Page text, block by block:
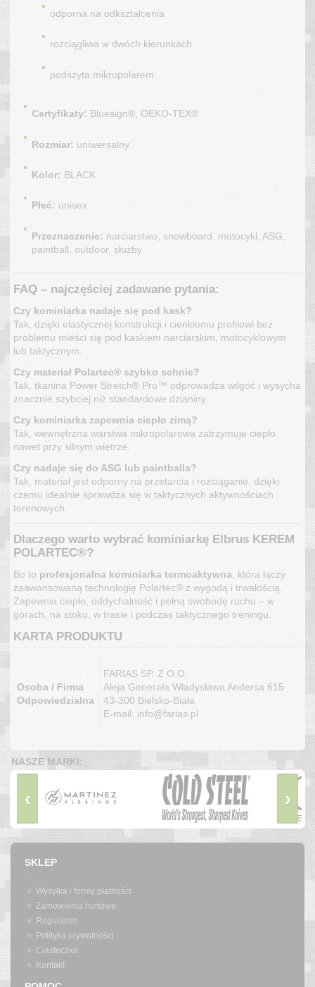
odporna na odkształcenia
rozciągliwa w dwóch kierunkach
podszyta mikropolarem
Certyfikaty: Bluesign®, OEKO-TEX®
Rozmiar: uniwersalny
Kolor: BLACK
Płeć: unisex
Przeznaczenie: narciarstwo, snowboard, motocykl, ASG,
paintball, outdoor, służby
FAQ – najczęściej zadawane pytania:
Czy kominiarka nadaje się pod kask?
Tak, dzięki elastycznej konstrukcji i cienkiemu profilowi bez
problemu mieści się pod kaskiem narciarskim, motocyklowym
lub taktycznym.
Czy materiał Polartec® szybko schnie?
Tak, tkanina Power Stretch® Pro™ odprowadza wilgoć i wysycha
znacznie szybciej niż standardowe dzianiny.
Czy kominiarka zapewnia ciepło zimą?
Tak, wewnętrzna warstwa mikropolarowa zatrzymuje ciepło
nawet przy silnym wietrze.
Czy nadaje się do ASG lub paintballa?
Tak, materiał jest odporny na przetarcia i rozciąganie, dzięki
czemu idealnie sprawdza się w taktycznych aktywnościach
terenowych.
Dlaczego warto wybrać kominiarkę Elbrus KEREM
POLARTEC®?
Bo to profesjonalna kominiarka termoaktywna, która łączy
zaawansowaną technologię Polartec® z wygodą i trwałością.
Zapewnia ciepło, oddychalność i pełną swobodę ruchu – w
górach, na stoku, w trasie i podczas taktycznego treningu.
KARTA PRODUKTU
Osoba / Firma
Odpowiedzialna
FARIAS SP. Z O.O.
Aleja Generała Władysława Andersa 615
43-300 Bielsko-Biała
E-mail: info@farias.pl
NASZE MARKI:
‹ ›
SKLEP
Wysyłka i formy płatności
Zamówienia hurtowe
Regulamin
Polityka prywatności
Ciasteczka
Kontakt